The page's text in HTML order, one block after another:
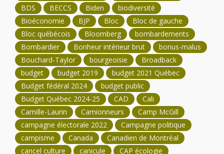
BDS
BECCS Biden
biodiversité
Bioéconomie
BJP Bloc
Bloc de gauche
Bloc québécois
Bloomberg
bombardements
Bombardier
Bonheur intérieur brut
bonus-malus
Bouchard-Taylor
bourgeoisie
Broadback
budget
budget 2019
budget 2021 Québec
Budget fédéral 2024
budget public
Budget Québec 2024-25
CAD
Cali
Camille-Laurin
Camionneurs
Camp McGill
campagne électorale 2022
Campagne politique
campisme
Canada
Canadien de Montréal
cancel culture
canicule CAP écologie